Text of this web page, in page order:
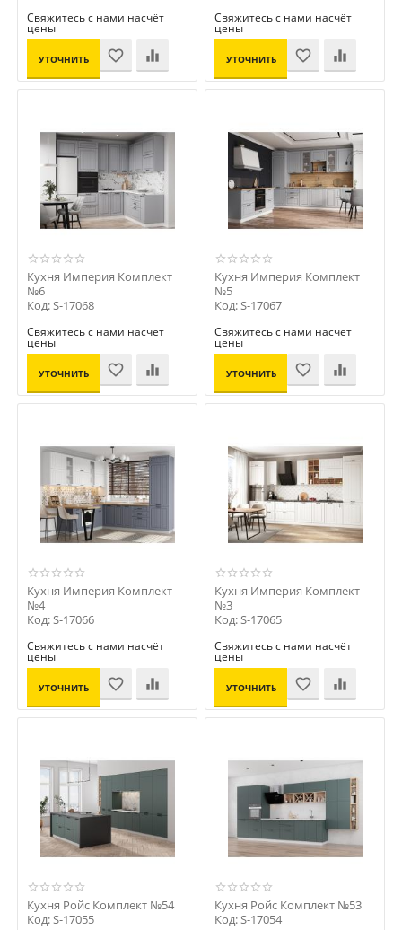
Свяжитесь с нами насчёт
цены
УТОЧНИТЬ
Свяжитесь с нами насчёт
цены
УТОЧНИТЬ
Кухня Империя Комплект
№6
Код: S-17068
Свяжитесь с нами насчёт
цены
УТОЧНИТЬ
Кухня Империя Комплект
№5
Код: S-17067
Свяжитесь с нами насчёт
цены
УТОЧНИТЬ
Кухня Империя Комплект
№4
Код: S-17066
Свяжитесь с нами насчёт
цены
УТОЧНИТЬ
Кухня Империя Комплект
№3
Код: S-17065
Свяжитесь с нами насчёт
цены
УТОЧНИТЬ
Кухня Ройс Комплект №54
Код: S-17055
Кухня Ройс Комплект №53
Код: S-17054